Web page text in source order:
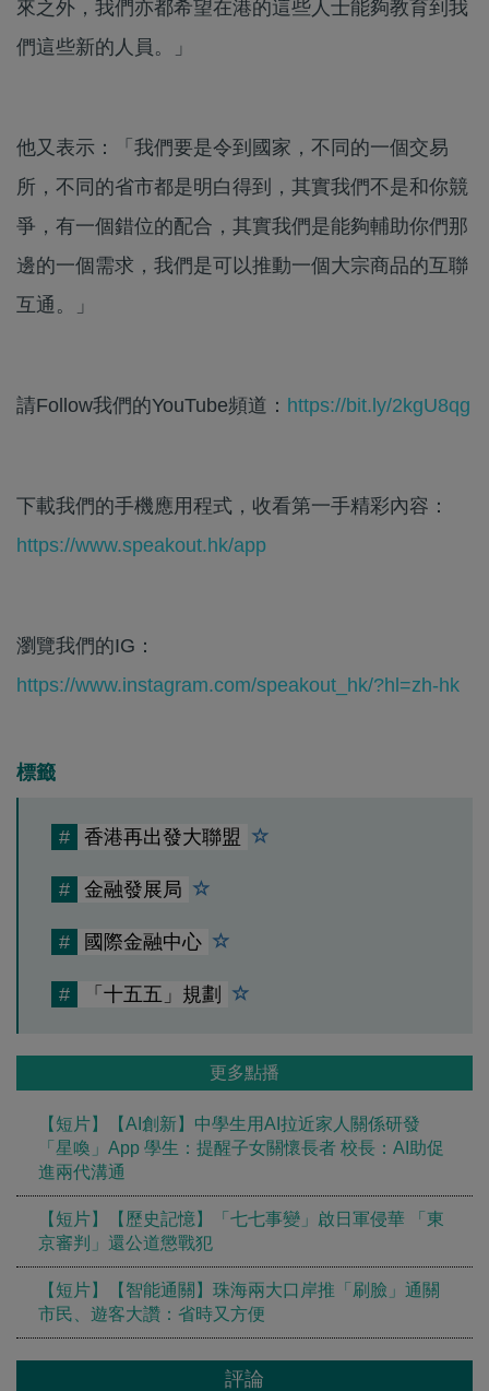
來之外，我們亦都希望在港的這些人士能夠教育到我
們這些新的人員。」
他又表示：「我們要是令到國家，不同的一個交易
所，不同的省市都是明白得到，其實我們不是和你競
爭，有一個錯位的配合，其實我們是能夠輔助你們那
邊的一個需求，我們是可以推動一個大宗商品的互聯
互通。」
請Follow我們的YouTube頻道： https://bit.ly/2kgU8qg
下載我們的手機應用程式，收看第一手精彩內容：
https://www.speakout.hk/app
瀏覽我們的IG：
https://www.instagram.com/speakout_hk/?hl=zh-hk
標籤
# 香港再出發大聯盟
# 金融發展局
# 國際金融中心
# 「十五五」規劃
更多點播
【短片】【AI創新】中學生用AI拉近家人關係研發
「星喚」App 學生：提醒子女關懷長者 校長：AI助促
進兩代溝通
【短片】【歷史記憶】「七七事變」啟日軍侵華 「東
京審判」還公道懲戰犯
【短片】【智能通關】珠海兩大口岸推「刷臉」通關
市民、遊客大讚：省時又方便
評論